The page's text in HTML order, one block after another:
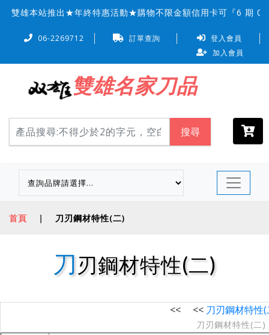
雄本站推出★年終特惠活動★購物不限金額信用卡可『6 期 0
06-2269712 訂單查詢
登入會員
加入會員
雙雄名家刀品
搜尋
首頁 | 刀刃鋼材特性(二)
刀刃鋼材特性(二)
<< << 刀刃鋼材特性
刀刃鋼材特性(二)